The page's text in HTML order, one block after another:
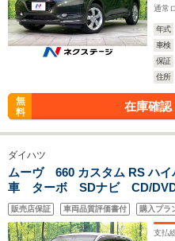
通常
年式
車検
保証
住所
無
料
在庫確認
ダイハツ
ムーヴ 660 カスタム RS ハ
車 ターボ SDナビ CD/
減装置 レーンアシスト 誤発
ト オートライト オートエ
テア
販売店保証 車両品質評価書付 購入プラ
支払